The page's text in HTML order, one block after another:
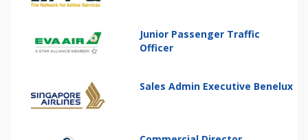
Junior Passenger Traffic
Officer
Sales Admin Executive Benelux